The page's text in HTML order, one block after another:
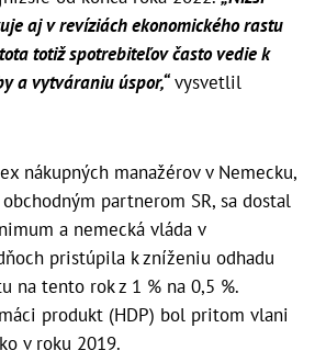
aj v revíziách ekonomického rastu
totiž spotrebiteľov často vedie k
a vytváraniu úspor,“vysvetlil
nákupných manažérov v Nemecku,
partnerom SR, sa dostal
a nemecká vláda v
pristúpila k zníženiu odhadu
na tento rok z 1 % na 0,5 %.
produkt (HDP) bol pritom vlani
v roku 2019.